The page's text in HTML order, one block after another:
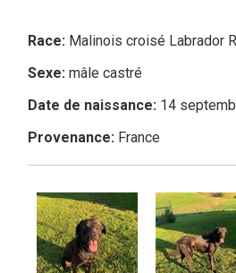
Race: Malinois croisé Labrador
Sexe: mâle castré
Date de naissance: 14
Provenance: France